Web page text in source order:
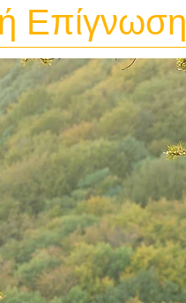
Επίγνωση